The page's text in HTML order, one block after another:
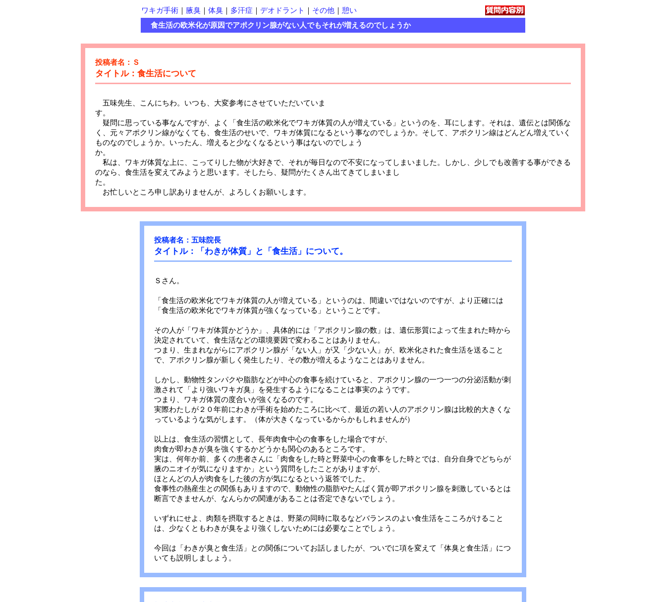
ワキガ手術 腋臭 体臭 多汗症 デオドラント その他
憩い
食生活の欧米化が原因でアポクリン腺がない人でもそれが増えるのでしょうか
投稿者名：Ｓ
タイトル：食生活について
五味先生、こんにちわ。いつも、大変参考にさせていただいていま
す。
疑問に思っている事なんですが、よく「食生活の欧米化でワキガ体質の人が増えている」というのを、耳にします。それは、遺伝とは関係な
く、元々アポクリン線がなくても、食生活のせいで、ワキガ体質になるという事なのでしょうか。そして、アポクリン線はどんどん増えていく
ものなのでしょうか。いったん、増えると少なくなるという事はないのでしょう
か。
私は、ワキガ体質な上に、こってりした物が大好きで、それが毎日なので不安になってしまいました。しかし、少しでも改善する事ができる
のなら、食生活を変えてみようと思います。そしたら、疑問がたくさん出てきてしまいまし
た。
お忙しいところ申し訳ありませんが、よろしくお願いします。
投稿者名：五味院長
タイトル：「わきが体質」と「食生活」について。
Ｓさん。
「食生活の欧米化でワキガ体質の人が増えている」というのは、間違いではないのですが、より正確には
「食生活の欧米化でワキガ体質が強くなっている」ということです。
その人が「ワキガ体質かどうか」、具体的には「アポクリン腺の数」は、遺伝形質によって生まれた時から
決定されていて、食生活などの環境要因で変わることはありません。
つまり、生まれながらにアポクリン腺が「ない人」が又「少ない人」が、欧米化された食生活を送ること
で、アポクリン腺が新しく発生したり、その数が増えるようなことはありません。
しかし、動物性タンパクや脂肪などが中心の食事を続けていると、アポクリン腺の一つ一つの分泌活動が刺
激されて「より強いワキガ臭」を発生するようになることは事実のようです。
つまり、ワキガ体質の度合いが強くなるのです。
実際わたしが２０年前にわきが手術を始めたころに比べて、最近の若い人のアポクリン腺は比較的大きくな
っているような気がします。（体が大きくなっているからかもしれませんが）
以上は、食生活の習慣として、長年肉食中心の食事をした場合ですが、
肉食が即わきが臭を強くするかどうかも関心のあるところです。
実は、何年か前、多くの患者さんに「肉食をした時と野菜中心の食事をした時とでは、自分自身でどちらが
腋のニオイが気になりますか」という質問をしたことがありますが、
ほとんどの人が肉食をした後の方が気になるという返答でした。
食事性の熱産生との関係もありますので、動物性の脂肪やたんぱく質が即アポクリン腺を刺激しているとは
断言できませんが、なんらかの関連があることは否定できないでしょう。
いずれにせよ、肉類を摂取するときは、野菜の同時に取るなどバランスのよい食生活をこころがけること
は、少なくともわきが臭をより強くしないためには必要なことでしょう。
今回は「わきが臭と食生活」との関係についてお話しましたが、ついでに項を変えて「体臭と食生活」につ
いても説明しましょう。